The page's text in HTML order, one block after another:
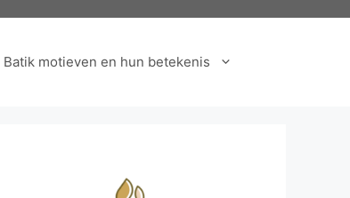
Batik motieven en hun betekenis